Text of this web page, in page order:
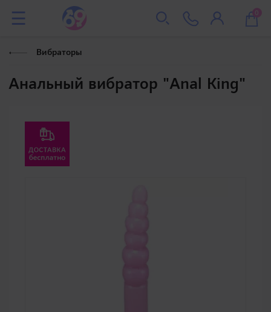
0
Вибраторы
Анальный вибратор "Anal King"